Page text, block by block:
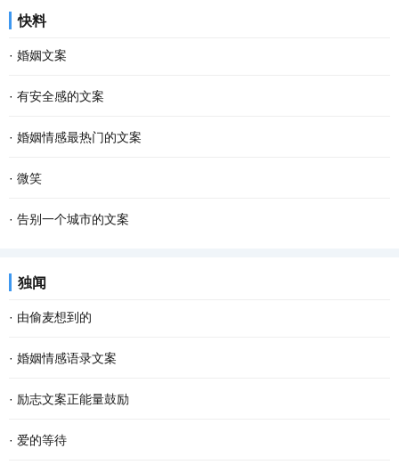
快料
· 婚姻文案
· 有安全感的文案
· 婚姻情感最热门的文案
· 微笑
· 告别一个城市的文案
独闻
· 由偷麦想到的
· 婚姻情感语录文案
· 励志文案正能量鼓励
· 爱的等待